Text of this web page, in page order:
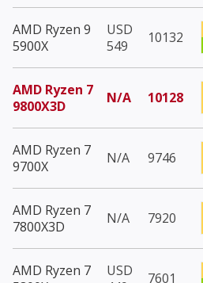
AMD Ryzen 9
5900X
USD
549
10132
AMD Ryzen 7
9800X3D
N/A 10128
AMD Ryzen 7
9700X
N/A 9746
AMD Ryzen 7
7800X3D
N/A 7920
AMD Ryzen 7
USD
7601